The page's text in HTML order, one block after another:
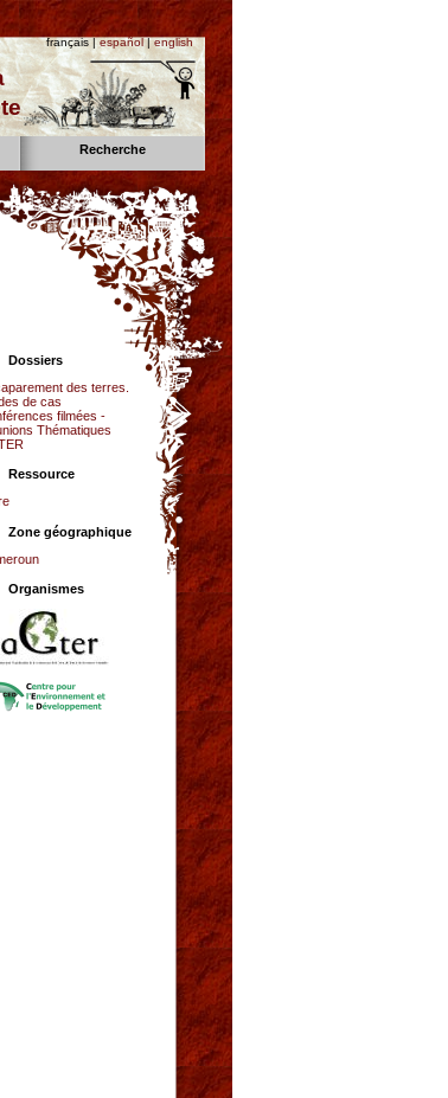
français |español|english
Recherche
Dossiers
des terres.
de cas
filmées -
Thématiques
Ressource
Zone géographique
Organismes